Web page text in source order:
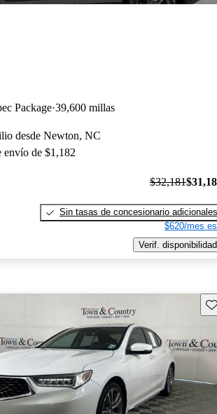
Package 39,600 millas
desde Newton, NC
de $1,182
$32,181
Sin tasas de concesionario adicionales
$620/mes
Verif. disponibilidad